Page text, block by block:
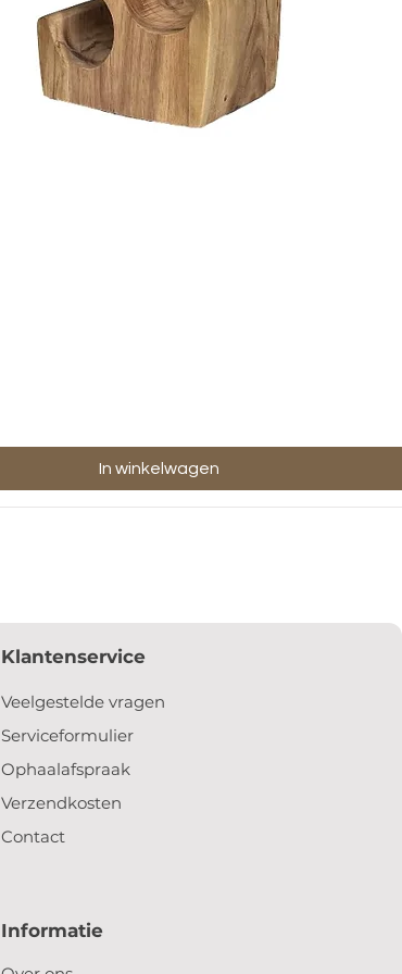
In winkelwagen
Klantenservice
Veelgestelde vragen
Serviceformulier
Ophaalafspraak
Verzendkosten
Contact
Informatie